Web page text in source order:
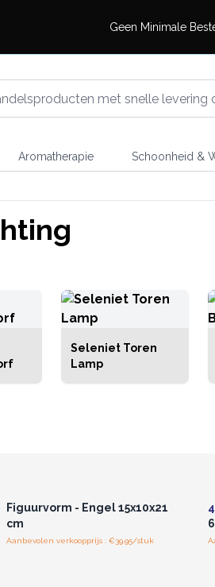
Geen Minimale
Aromatherapie Schoonheid &
Seleniet Toren
Lamp
Figuurvorm - Engel 15x10x21
cm
Aanbevolen verkoopprijs : €39.95/stuk